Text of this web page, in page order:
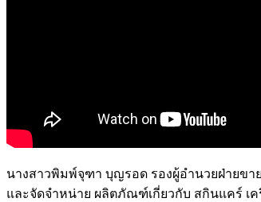
นางสาวพิมพ์จุฑา บุญรอด รองผู้อำนวยฝ่ายขา
และจัดจำหน่าย ผลิตภัณฑ์เกี่ยวกับ สกินแคร์ เค